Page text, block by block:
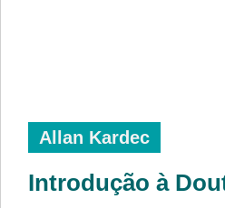
Allan Kardec
Introdução à